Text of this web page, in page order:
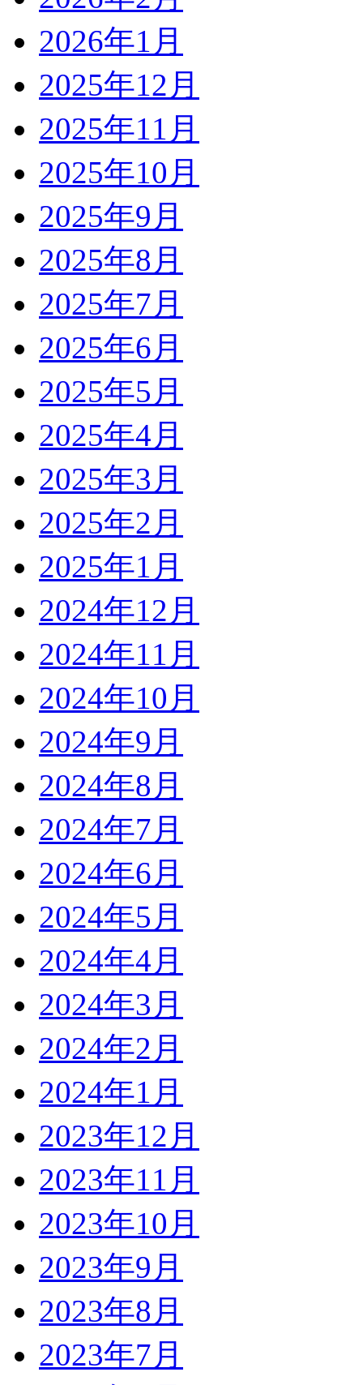
2026年1月
2025年12月
2025年11月
2025年10月
2025年9月
2025年8月
2025年7月
2025年6月
2025年5月
2025年4月
2025年3月
2025年2月
2025年1月
2024年12月
2024年11月
2024年10月
2024年9月
2024年8月
2024年7月
2024年6月
2024年5月
2024年4月
2024年3月
2024年2月
2024年1月
2023年12月
2023年11月
2023年10月
2023年9月
2023年8月
2023年7月